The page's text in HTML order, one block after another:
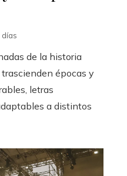
días
de la historia
épocas y
letras
a distintos